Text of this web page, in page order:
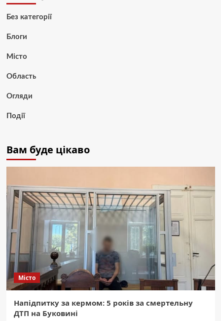
Без категорії
Блоги
Місто
Область
Огляди
Події
Вам буде цікаво
Місто
Напідпитку за кермом: 5 років за смертельну
ДТП на Буковині